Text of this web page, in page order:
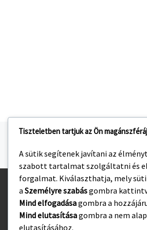
Navigálás a
jelen bejegyzés
U19: TÁMADÓ JÁTÉK,
Kezdőlap
Adatvédelmi irányelvek
Tiszteletben tartjuk az Ön
A sütik segítenek javítani az
szabott tartalmat szolgáltatni és
forgalmat. Kiválaszthatja, mely
a Személyre szabásgombra
Mind elfogadásagombra a
Mind elutasításagombra a nem
elutasításához.